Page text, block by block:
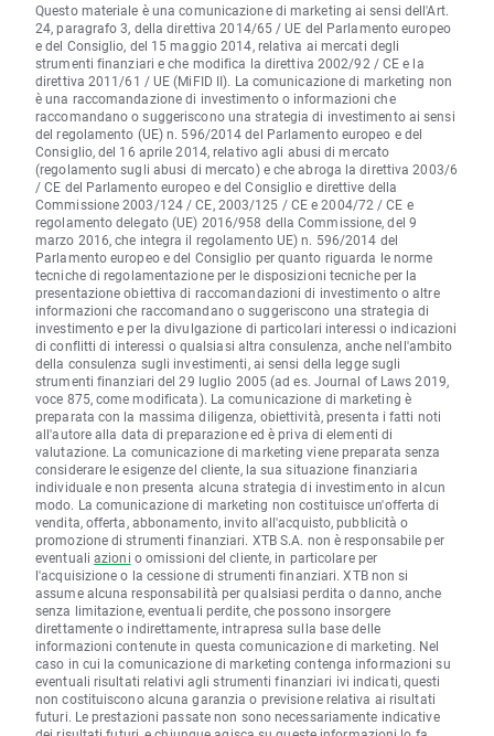
Questo materiale è una comunicazione di marketing ai sensi dell'Art.
24, paragrafo 3, della direttiva 2014/65 / UE del Parlamento europeo
e del Consiglio, del 15 maggio 2014, relativa ai mercati degli
strumenti finanziari e che modifica la direttiva 2002/92 / CE e la
direttiva 2011/61 / UE (MiFID II). La comunicazione di marketing non
è una raccomandazione di investimento o informazioni che
raccomandano o suggeriscono una strategia di investimento ai sensi
del regolamento (UE) n. 596/2014 del Parlamento europeo e del
Consiglio, del 16 aprile 2014, relativo agli abusi di mercato
(regolamento sugli abusi di mercato) e che abroga la direttiva 2003/6
/ CE del Parlamento europeo e del Consiglio e direttive della
Commissione 2003/124 / CE, 2003/125 / CE e 2004/72 / CE e
regolamento delegato (UE) 2016/958 della Commissione, del 9
marzo 2016, che integra il regolamento UE) n. 596/2014 del
Parlamento europeo e del Consiglio per quanto riguarda le norme
tecniche di regolamentazione per le disposizioni tecniche per la
presentazione obiettiva di raccomandazioni di investimento o altre
informazioni che raccomandano o suggeriscono una strategia di
investimento e per la divulgazione di particolari interessi o indicazioni
di conflitti di interessi o qualsiasi altra consulenza, anche nell'ambito
della consulenza sugli investimenti, ai sensi della legge sugli
strumenti finanziari del 29 luglio 2005 (ad es. Journal of Laws 2019,
voce 875, come modificata). La comunicazione di marketing è
preparata con la massima diligenza, obiettività, presenta i fatti noti
all'autore alla data di preparazione ed è priva di elementi di
valutazione. La comunicazione di marketing viene preparata senza
considerare le esigenze del cliente, la sua situazione finanziaria
individuale e non presenta alcuna strategia di investimento in alcun
modo. La comunicazione di marketing non costituisce un'offerta di
vendita, offerta, abbonamento, invito all'acquisto, pubblicità o
promozione di strumenti finanziari. XTB S.A. non è responsabile per
eventuali azioni o omissioni del cliente, in particolare per
l'acquisizione o la cessione di strumenti finanziari. XTB non si
assume alcuna responsabilità per qualsiasi perdita o danno, anche
senza limitazione, eventuali perdite, che possono insorgere
direttamente o indirettamente, intrapresa sulla base delle
informazioni contenute in questa comunicazione di marketing. Nel
caso in cui la comunicazione di marketing contenga informazioni su
eventuali risultati relativi agli strumenti finanziari ivi indicati, questi
non costituiscono alcuna garanzia o previsione relativa ai risultati
futuri. Le prestazioni passate non sono necessariamente indicative